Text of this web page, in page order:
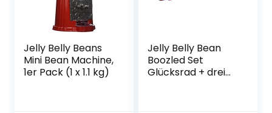
Jelly Belly Beans
Mini Bean Machine,
1er Pack (1 x 1.1 kg)
Jelly Belly Bean
Boozled Set
Glücksrad + drei